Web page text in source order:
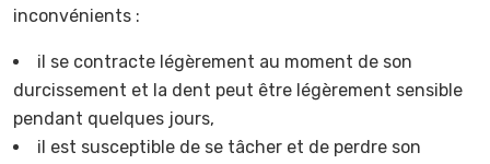
inconvénients :
il se contracte légèrement au moment de son
durcissement et la dent peut être légèrement sensible
pendant quelques jours,
il est susceptible de se tâcher et de perdre son